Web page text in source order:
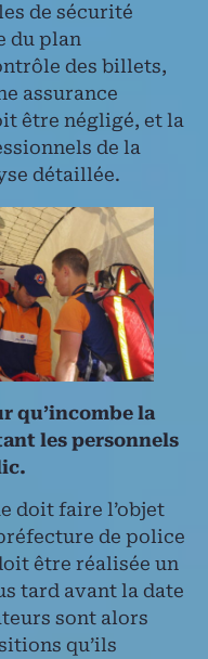
de sécurité
du plan
des billets,
assurance
être négligé, et la
de la
détaillée.
qu’incombe la
les personnels
doit faire l’objet
de police
être réalisée un
tard avant la date
sont alors
qu’ils